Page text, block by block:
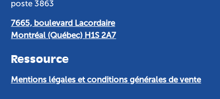
poste 3863
7665, boulevard Lacordaire
Montréal (Québec) H1S 2A7
Ressource
Mentions légales et conditions générales de vente